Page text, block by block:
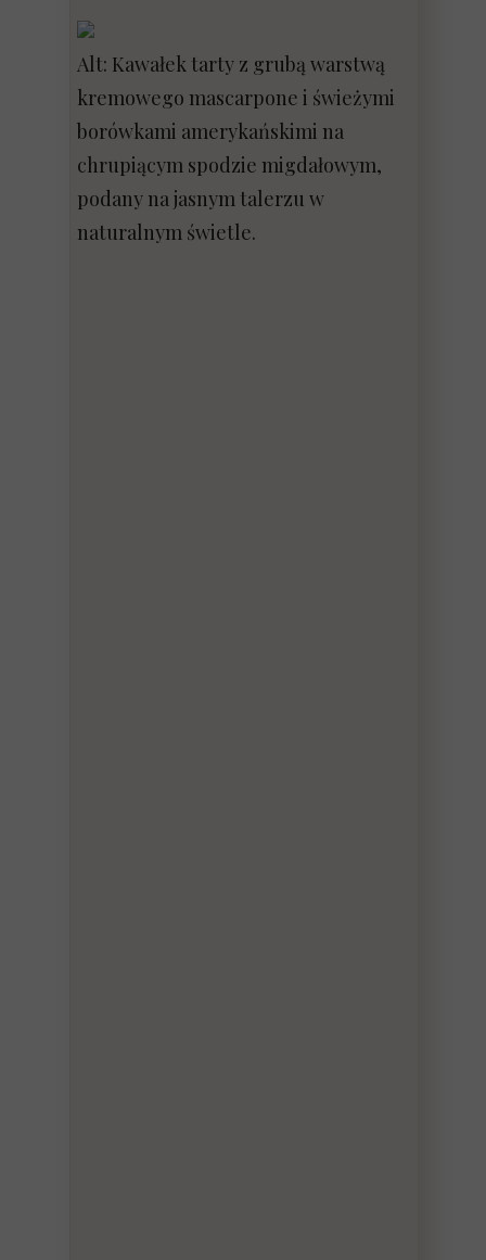
Alt: Kawałek tarty z grubą warstwą
kremowego mascarpone i świeżymi
borówkami amerykańskimi na
chrupiącym spodzie migdałowym,
podany na jasnym talerzu w
naturalnym świetle.